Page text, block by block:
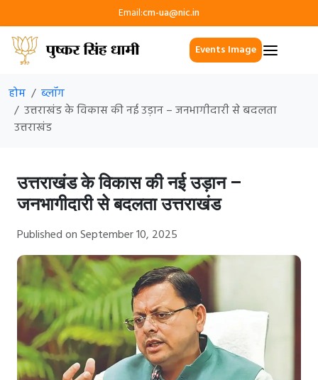
Email:cm-ua@nic.in
Events Image
होम
ब्लॉग
उत्तराखंड के विकास की नई उड़ान – जनभागीदारी से बदलता
उत्तराखंड
उत्तराखंड के विकास की नई उड़ान –
जनभागीदारी से बदलता उत्तराखंड
Published on September 10, 2025